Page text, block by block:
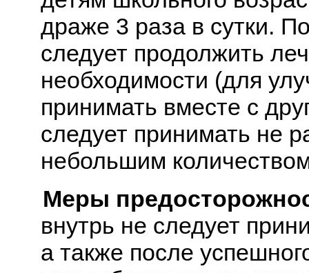
драже 3 раза в сутки.
следует продолжить
необходимости (для
принимать вместе с
следует принимать не
небольшим
Меры
внутрь не следует
а также после